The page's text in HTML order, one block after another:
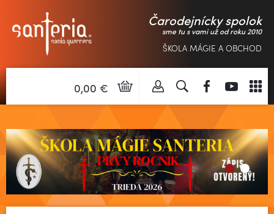
Čarodejnícky spolok
sme tu s vami už od roku 2010
ŠKOLA MÁGIE A OBCHOD
0,00 €